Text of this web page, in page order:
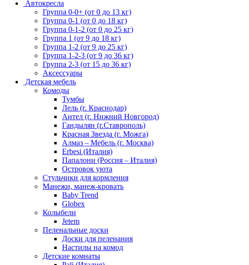
Автокресла
Группа 0-0+ (от 0 до 13 кг)
Группа 0-1 (от 0 до 18 кг)
Группа 0-1-2 (от 0 до 25 кг)
Группа 1 (от 9 до 18 кг)
Группа 1-2 (от 9 до 25 кг)
Группа 1-2-3 (от 9 до 36 кг)
Группа 2-3 (от 15 до 36 кг)
Аксессуары
Детская мебель
Комоды
Тумбы
Лель (г. Краснодар)
Антел (г. Нижний Новгород)
Гандылян (г.Ставрополь)
Красная Звезда (г. Можга)
Алмаз – Мебель (г. Москва)
Erbesi (Италия)
Папалони (Россия – Италия)
Островок уюта
Стульчики для кормления
Манежи, манеж-кровать
Baby Trend
Globex
Колыбели
Jetem
Пеленальные доски
Доски для пеленания
Настилы на комод
Детские комнаты